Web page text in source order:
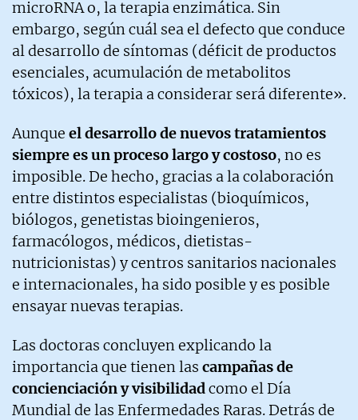
microRNA o, la terapia enzimática. Sin
embargo, según cuál sea el defecto que conduce
al desarrollo de síntomas (déficit de productos
esenciales, acumulación de metabolitos
tóxicos), la terapia a considerar será diferente».
Aunque el desarrollo de nuevos tratamientos
siempre es un proceso largo y costoso, no es
imposible. De hecho, gracias a la colaboración
entre distintos especialistas (bioquímicos,
biólogos, genetistas bioingenieros,
farmacólogos, médicos, dietistas-
nutricionistas) y centros sanitarios nacionales
e internacionales, ha sido posible y es posible
ensayar nuevas terapias.
Las doctoras concluyen explicando la
importancia que tienen las campañas de
concienciación y visibilidadcomo el Día
Mundial de las Enfermedades Raras. Detrás de